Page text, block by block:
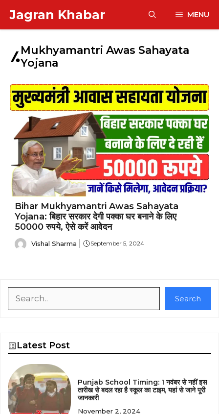
content
Jagran Khabar MENU
Mukhyamantri Awas Sahayata
Yojana
Bihar Mukhyamantri Awas Sahayata
Yojana: बिहार सरकार देगी पक्का घर बनाने के लिए
50000 रुपये, ऐसे करें आवेदन
Vishal Sharma September 5, 2024
Search
Latest Post
Punjab School Timing: 1 नवंबर से नहीं इस
तारीख से बदल रहा है स्कूल का टाइम, यहां से जाने पूरी
जानकारी
November 2, 2024